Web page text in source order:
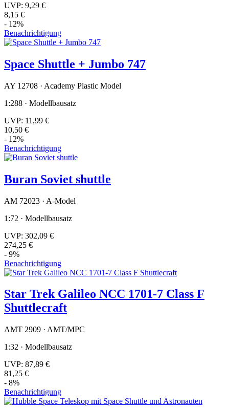
UVP: 9,29 €
8,15 €
- 12%
Benachrichtigung
Space Shuttle + Jumbo 747
AY 12708 · Academy Plastic Model
1:288 · Modellbausatz
UVP: 11,99 €
10,50 €
- 12%
Benachrichtigung
Buran Soviet shuttle
AM 72023 · A-Model
1:72 · Modellbausatz
UVP: 302,09 €
274,25 €
- 9%
Benachrichtigung
Star Trek Galileo NCC 1701-7 Class F
Shuttlecraft
AMT 2909 · AMT/MPC
1:32 · Modellbausatz
UVP: 87,89 €
81,25 €
- 8%
Benachrichtigung